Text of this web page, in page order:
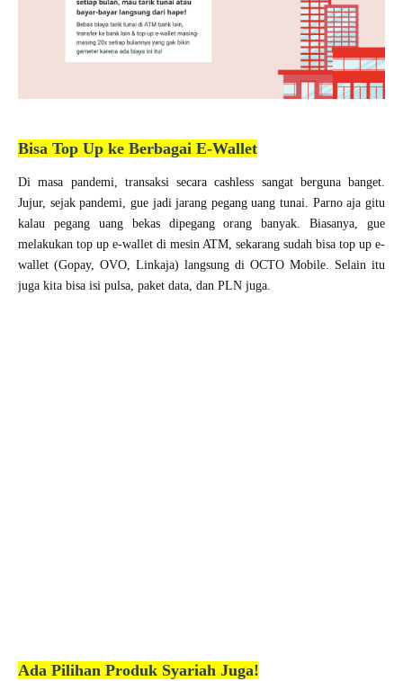
Bisa Top Up ke Berbagai E-Wallet
Di masa pandemi, transaksi secara cashless sangat berguna banget.
Jujur, sejak pandemi, gue jadi jarang pegang uang tunai. Parno aja gitu
kalau pegang uang bekas dipegang orang banyak. Biasanya, gue
melakukan top up e-wallet di mesin ATM, sekarang sudah bisa top up e-
wallet (Gopay, OVO, Linkaja) langsung di OCTO Mobile. Selain itu
juga kita bisa isi pulsa, paket data, dan PLN juga.
Ada Pilihan Produk Syariah Juga!